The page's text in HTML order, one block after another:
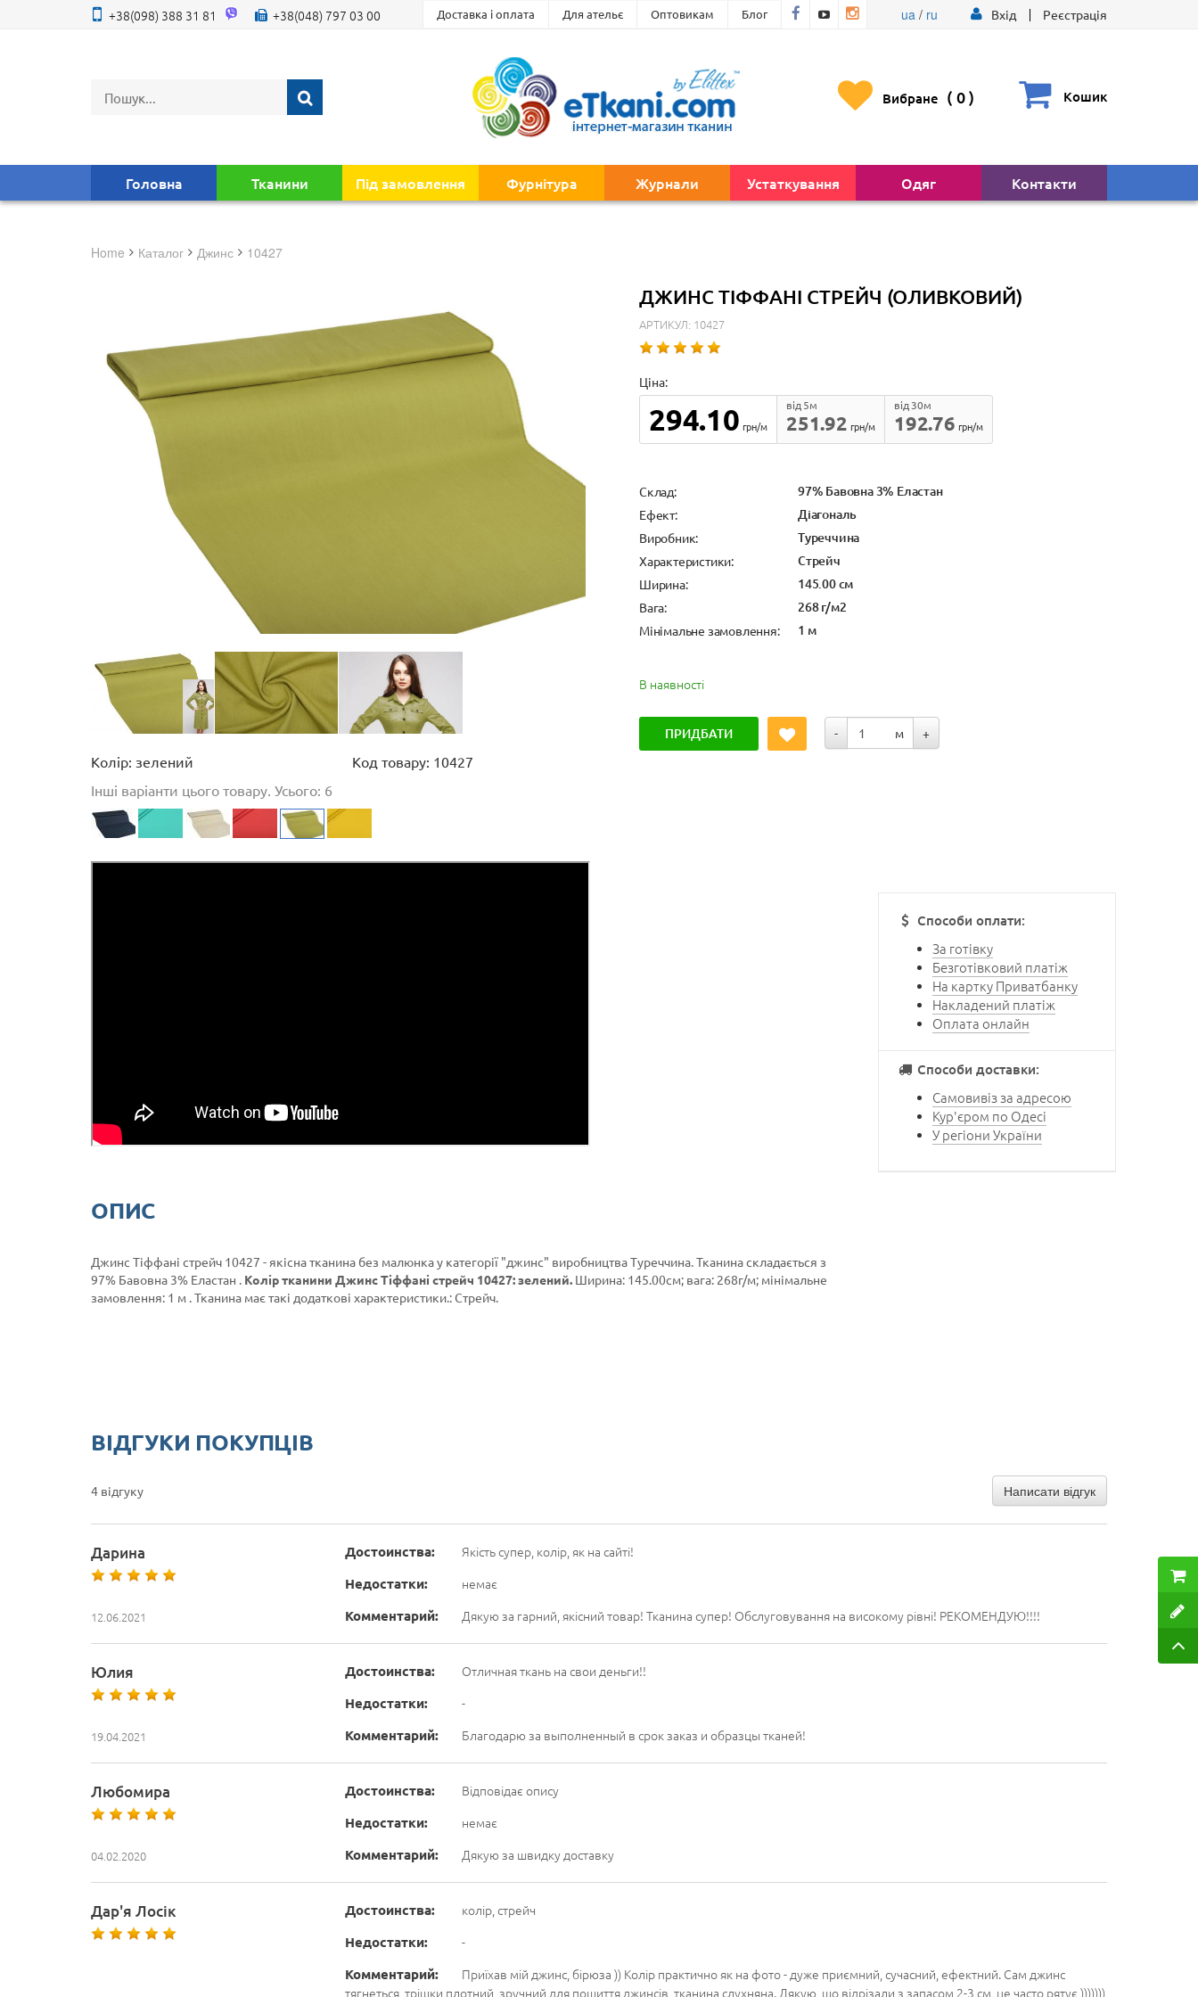
+38(098) 388 31 81 +38(048) 797 03 00 Доставка і оплата Для ательє Оптовикам Блог ua/ ru Вхід Реєстрація
Вибране ( 0) Кошик
Головна Тканини Під замовлення Фурнітура Журнали Устаткування Одяг Контакти
Home Каталог джинс 10427
Колір: зелений
Код товару: 10427
Інші варіанти цього товару. Усього: 6
ДЖИНС ТІФФАНІ СТРЕЙЧ (ОЛИВКОВИЙ)
АРТИКУЛ: 10427
Ціна:
294.10 грн/м 251.92
від 5м
грн/м
192.76
від 30м
грн/м
Cклад: 97% Бавовна 3% Еластан
Ефект: Діагональ
Виробник: Туреччина
Характеристики: Стрейч
Ширина: 145.00 см
Вага: 268 г/м2
Мінімальне замовлення: 1 м
В наявності
ПРИДБАТИ - м +
ОПИС
Джинс Тіффані стрейч 10427 - якісна тканина без малюнка у категорії "джинс" виробництва Туреччина. Тканина складається з
97% Бавовна 3% Еластан . Колір тканини Джинс Тіффані стрейч 10427: зелений. Ширина: 145.00см; вага: 268г/м; мінімальне
замовлення: 1 м . Тканина має такі додаткові характеристики.: Стрейч.
Способи оплати:
За готівку
Безготівковий платіж
На картку Приватбанку
Накладений платіж
Оплата онлайн
Способи доставки:
Самовивіз за адресою
Кур'єром по Одесі
У регіони України
ВІДГУКИ ПОКУПЦІВ
4 відгуку Написати відгук
Дарина
12.06.2021
Достоинства:
Якість супер, колір, як на сайті!
Недостатки:
немає
Комментарий:
Дякую за гарний, якісний товар! Тканина супер! Обслуговування на високому рівні! РЕКОМЕНДУЮ!!!!
Юлия
19.04.2021
Достоинства:
Отличная ткань на свои деньги!!
Недостатки:
-
Комментарий:
Благодарю за выполненный в срок заказ и образцы тканей!
Любомира
04.02.2020
Достоинства:
Відповідає опису
Недостатки:
немає
Комментарий:
Дякую за швидку доставку
Дар'я Лосік Достоинства:
колір, стрейч
Недостатки:
-
Комментарий:
Приїхав мій джинс, бірюза )) Колір практично як на фото - дуже приємний, сучасний, ефектний. Сам джинс
тягнеться, трішки плотний, зручний для пошиття джинсів, тканина слухняна. Дякую, що відрізали з запасом 2-3 см, це часто рятує )))))))